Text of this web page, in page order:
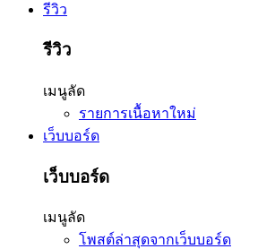
รีวิว
รีวิว
เมนูลัด
รายการเนื้อหาใหม่
เว็บบอร์ด
เว็บบอร์ด
เมนูลัด
โพสต์ล่าสุดจากเว็บบอร์ด